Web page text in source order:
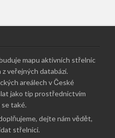
mapu aktivních střelnic
veřejných databází.
areálech v České
jako tip prostřednictvím
také.
dejte nám vědět,
střelnici.